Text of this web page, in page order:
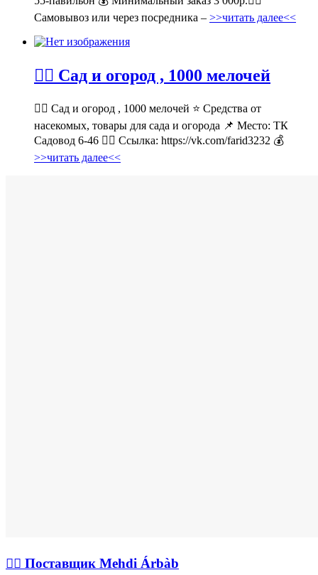
Самовывоз или через посредника – >>читать далее<<
💁‍♂ Сад и огород , 1000 мелочей
💁‍♂ Сад и огород , 1000 мелочей ⭐ Средства от
насекомых, товары для сада и огорода 📌 Место: ТК
Садовод 6-46 👉🏻 Ссылка: https://vk.com/farid3232 💰
>>читать далее<<
💁‍♂ Поставщик Mehdi Árbàb